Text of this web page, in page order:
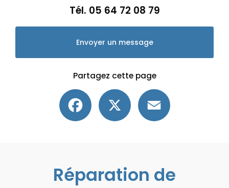
Tél. 05 64 72 08 79
Envoyer un message
Partagez cette page
Facebook
Réparation de